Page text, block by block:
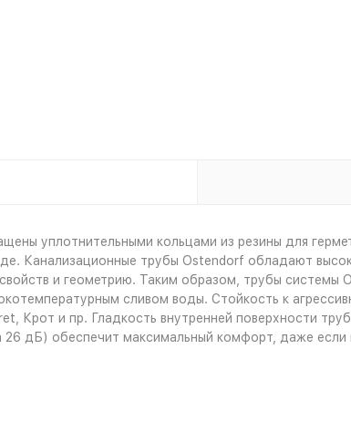
уплотнительными кольцами из резины для
Канализационные трубы Ostendorf обладают
и геометрию. Таким образом, трубы системы
сливом воды. Стойкость к
Крот и пр. Гладкость внутренней поверхности
дБ) обеспечит максимальный комфорт, даже если